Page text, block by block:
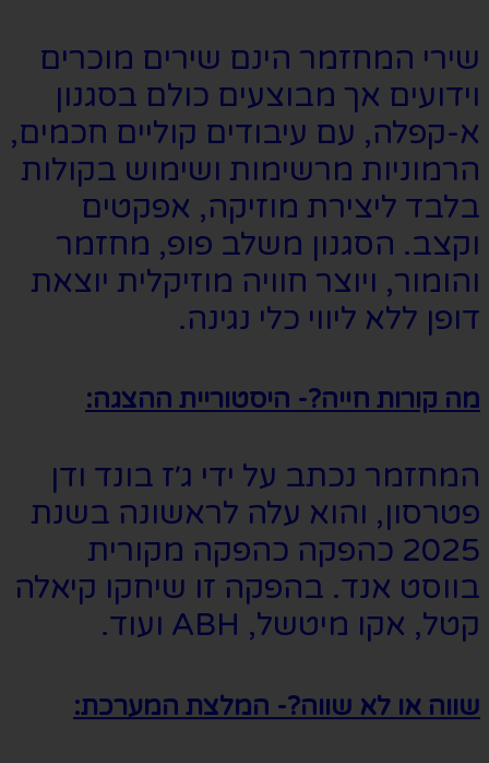
שירי המחזמר הינם שירים מוכרים
וידועים אך מבוצעים כולם בסגנון
א-קפלה, עם עיבודים קוליים חכמים,
הרמוניות מרשימות ושימוש בקולות
בלבד ליצירת מוזיקה, אפקטים
וקצב. הסגנון משלב פופ, מחזמר
והומור, ויוצר חוויה מוזיקלית יוצאת
דופן ללא ליווי כלי נגינה.
מה קורות חייה?- היסטוריית ההצגה:
המחזמר נכתב על ידי ג׳ז בונד ודן
פטרסון, והוא עלה לראשונה בשנת
2025 כהפקה כהפקה מקורית
בווסט אנד. בהפקה זו שיחקו קיאלה
קטל, אקו מיטשל, ABH ועוד.
שווה או לא שווה?- המלצת המערכת: